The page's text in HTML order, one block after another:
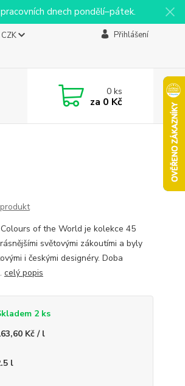
dnech pondělí–pátek.
CZK Přihlášení
0ks
za 0 Kč
of the World je kolekce 45
světovými zákoutími a byly
i českými designéry. Doba
celý popis
2 ks
Kč / l
l